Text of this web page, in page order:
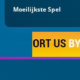
Moeilijkste Spel